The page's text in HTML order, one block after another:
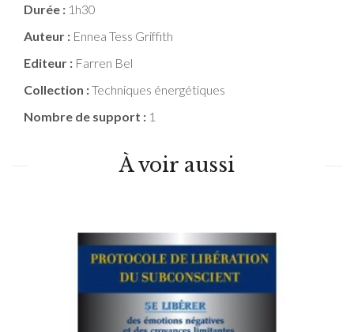
Durée : 1h30
Auteur : Ennea Tess Griffith
Editeur : Farren Bel
Collection :Techniques énergétiques
Nombre de support : 1
À voir aussi